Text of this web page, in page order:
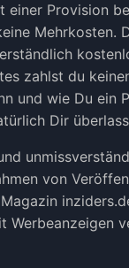
einer Provision
Mehrkosten.
zahlst du
und wie Du ein
Dir
von
Werbeanzeigen